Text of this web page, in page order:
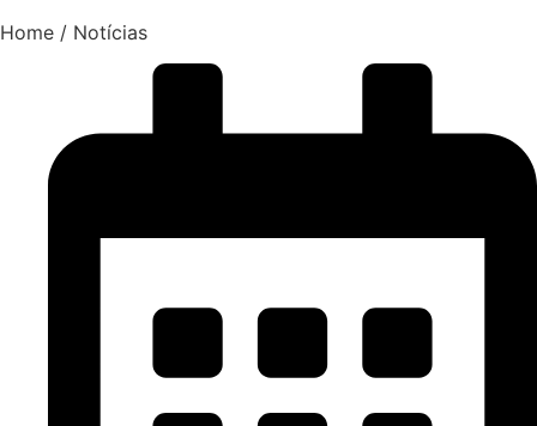
Home / Notícias